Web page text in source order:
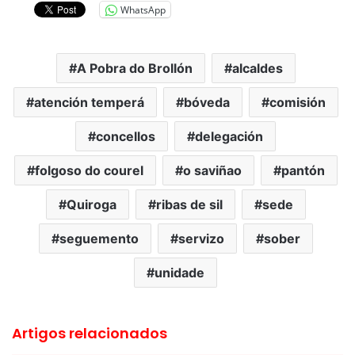
WhatsApp
A Pobra do Brollón alcaldes
atención temperá bóveda comisión
concellos delegación
folgoso do courel o saviñao pantón
Quiroga ribas de sil sede
seguemento servizo sober
unidade
Artigos relacionados